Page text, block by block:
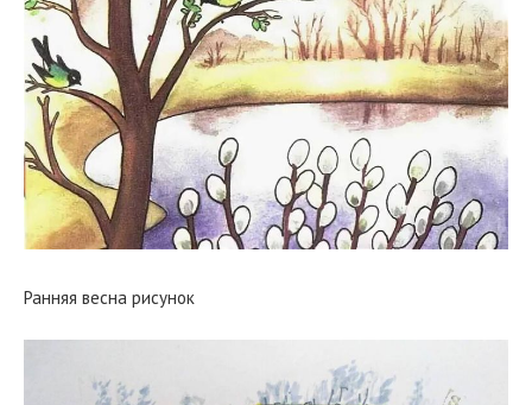
Ранняя весна рисунок